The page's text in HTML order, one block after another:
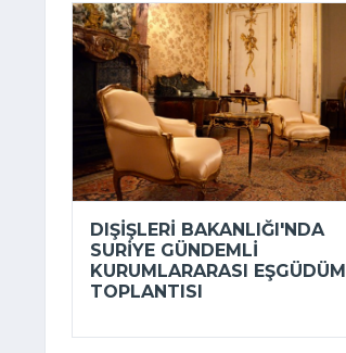
DIŞIŞLERI BAKANLIĞI'NDA
SURIYE GÜNDEMLI
KURUMLARARASI EŞGÜDÜM
TOPLANTISI